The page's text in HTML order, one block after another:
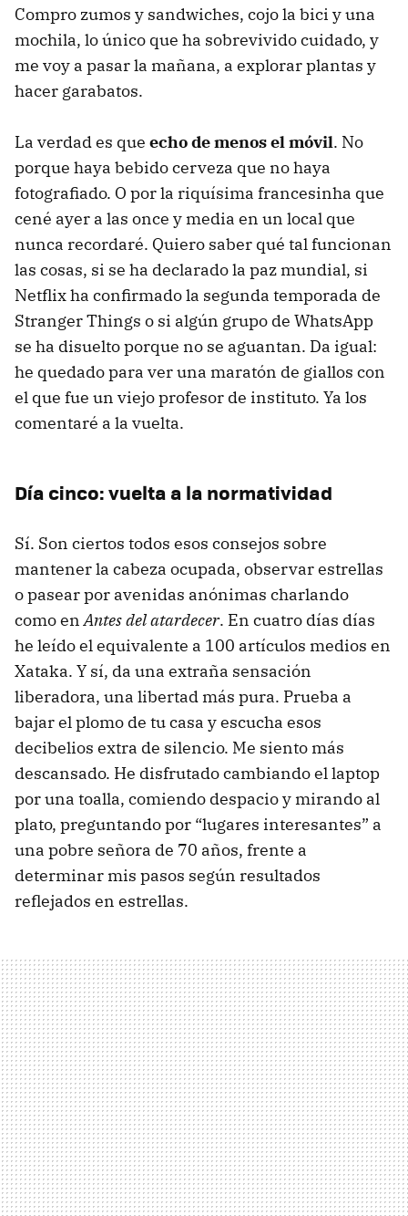
Compro zumos y sandwiches, cojo la bici y una
mochila, lo único que ha sobrevivido cuidado, y
me voy a pasar la mañana, a explorar plantas y
hacer garabatos.
La verdad es que echo de menos el móvil. No
porque haya bebido cerveza que no haya
fotografiado. O por la riquísima francesinha que
cené ayer a las once y media en un local que
nunca recordaré. Quiero saber qué tal funcionan
las cosas, si se ha declarado la paz mundial, si
Netflix ha confirmado la segunda temporada de
Stranger Things o si algún grupo de WhatsApp
se ha disuelto porque no se aguantan. Da igual:
he quedado para ver una maratón de giallos con
el que fue un viejo profesor de instituto. Ya los
comentaré a la vuelta.
Día cinco: vuelta a la normatividad
Sí. Son ciertos todos esos consejos sobre
mantener la cabeza ocupada, observar estrellas
o pasear por avenidas anónimas charlando
como enAntes del atardecer. En cuatro días días
he leído el equivalente a 100 artículos medios en
Xataka. Y sí, da una extraña sensación
liberadora, una libertad más pura. Prueba a
bajar el plomo de tu casa y escucha esos
decibelios extra de silencio. Me siento más
descansado. He disfrutado cambiando el laptop
por una toalla, comiendo despacio y mirando al
plato, preguntando por “lugares interesantes” a
una pobre señora de 70 años, frente a
determinar mis pasos según resultados
reflejados en estrellas.